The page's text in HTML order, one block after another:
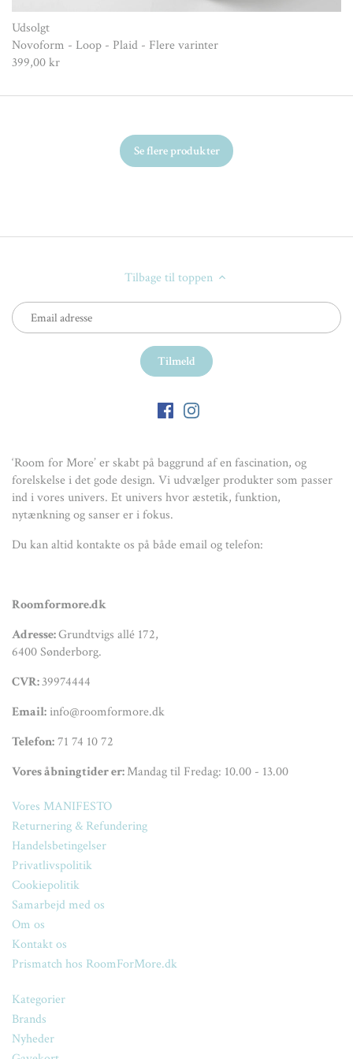
Udsolgt
Novoform - Loop - Plaid - Flere varinter
399,00 kr
Se flere produkter
Tilbage til toppen
‘Room for More’ er skabt på baggrund af en fascination, og
forelskelse i det gode design. Vi udvælger produkter som passer
ind i vores univers. Et univers hvor æstetik, funktion,
nytænkning og sanser er i fokus.
Du kan altid kontakte os på både email og telefon:
Roomformore.dk
Adresse:Grundtvigs allé 172,
6400 Sønderborg.
CVR:39974444
Email:info@roomformore.dk
Telefon:71 74 10 72
Vores åbningtider er:Mandag til Fredag: 10.00 - 13.00
Vores MANIFESTO
Returnering & Refundering
Handelsbetingelser
Privatlivspolitik
Cookiepolitik
Samarbejd med os
Om os
Kontakt os
Prismatch hos RoomForMore.dk
Kategorier
Brands
Nyheder